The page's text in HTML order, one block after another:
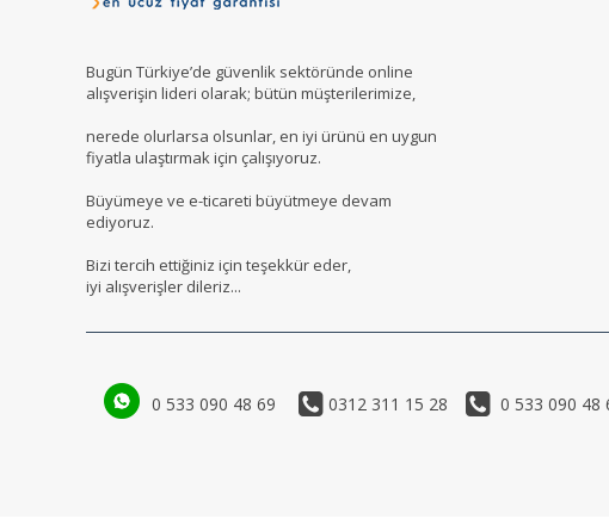
Bugün Türkiye’de güvenlik sektöründe online
alışverişin lideri olarak; bütün müşterilerimize,
nerede olurlarsa olsunlar, en iyi ürünü en uygun
fiyatla ulaştırmak için çalışıyoruz.
Büyümeye ve e-ticareti büyütmeye devam
ediyoruz.
Bizi tercih ettiğiniz için teşekkür eder,
iyi alışverişler dileriz...
0 533 090 48 69 0312 311 15 28 0 533 090 48